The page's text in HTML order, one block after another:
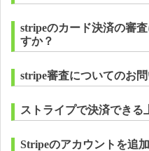
stripeのカード決済の審
すか？
stripe審査についてのお
ストライプで決済できる
Stripeのアカウントを追